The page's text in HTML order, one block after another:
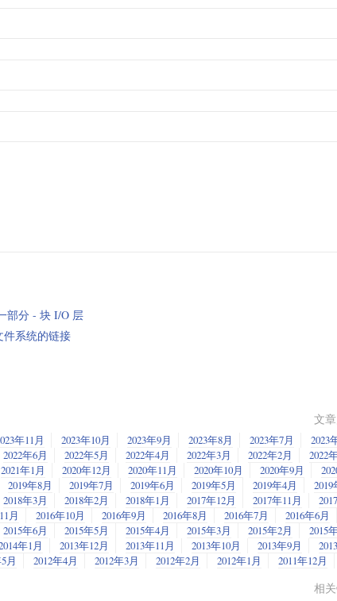
部分 - 块 I/O 层
件系统的链接
文
年11月 2023年10月 2023年9月 2023年8月 2023年7月 2023
2022年6月 2022年5月 2022年4月 2022年3月 2022年2月 2022
2021年1月 2020年12月 2020年11月 2020年10月 2020年9月
2019年8月 2019年7月 2019年6月 2019年5月 2019年4月 2019
2018年3月 2018年2月 2018年1月 2017年12月 2017年11月
月 2016年10月 2016年9月 2016年8月 2016年7月 2016年6月
2015年6月 2015年5月 2015年4月 2015年3月 2015年2月 2015
年1月 2013年12月 2013年11月 2013年10月 2013年9月
月 2012年4月 2012年3月 2012年2月 2012年1月 2011年12月
相